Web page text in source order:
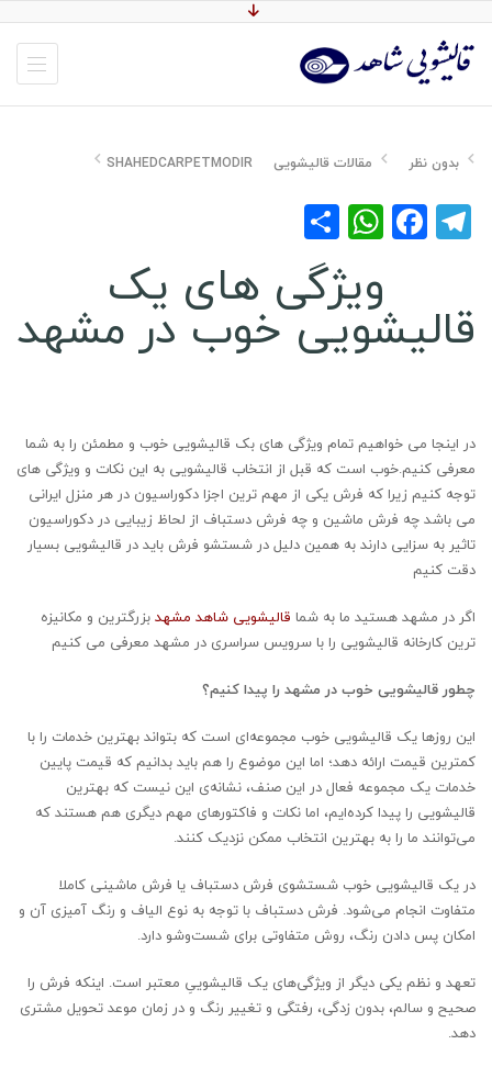
بدون نظر مقالات قالیشویی SHAHEDCARPETMODIR
Telegram
Facebook
WhatsApp
ویژگی های یک
قالیشویی خوب در مشهد
در اینجا می خواهیم تمام ویژگی های بک قالیشویی خوب و مطمئن را به شما
معرفی کنیم.خوب است که قبل از انتخاب قالیشویی به این نکات و ویژگی های
توجه کنیم زیرا که فرش یکی از مهم ترین اجزا دکوراسیون در هر منزل ایرانی
می باشد چه فرش ماشین و چه فرش دستباف از لحاظ زیبایی در دکوراسیون
تاثیر به سزایی دارند به همین دلیل در شستشو فرش باید در قالیشویی بسیار
دقت کنیم
اگر در مشهد هستید ما به شما قالیشویی شاهد مشهدبزرگترین و مکانیزه
ترین کارخانه قالیشویی را با سرویس سراسری در مشهد معرفی می کنیم
چطور قالیشویی خوب در مشهد را پیدا کنیم؟
این روز‌ها یک قالیشویی خوب مجموعه‌ای است که بتواند بهترین خدمات را با
کمترین قیمت ارائه دهد؛ اما این موضوع را هم باید بدانیم که قیمت پایین
خدمات یک مجموعه فعال در این صنف، نشانه‌ی این نیست که بهترین
قالیشویی را پیدا کرده‌ایم، اما نکات و فاکتور‌های مهم دیگری هم هستند که
می‌توانند ما را به بهترین انتخاب ممکن نزدیک کنند.
در یک قالیشویی خوب شستشوی فرش دستباف یا فرش ماشینی کاملا
متفاوت انجام می‌شود. فرش دستباف با توجه به نوع الیاف و رنگ آمیزی آن و
امکان پس دادن رنگ، روش متفاوتی برای شست‌و‌شو دارد.
تعهد و نظم یکی دیگر از ویژگی‌های یک قالیشوییِ معتبر است. اینکه فرش را
صحیح و سالم، بدون زدگی، رفتگی و تغییر رنگ و در زمان موعد تحویل مشتری
دهد.